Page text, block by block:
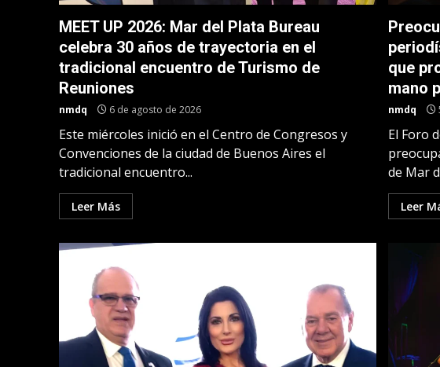
MEET UP 2026: Mar del Plata Bureau
celebra 30 años de trayectoria en el
tradicional encuentro de Turismo de
Reuniones
nmdq 6 de agosto de 2026
Este miércoles inició en el Centro de Congresos y
Convenciones de la ciudad de Buenos Aires el
tradicional encuentro...
Leer Más
que
mano
nmdq
El Foro
de Mar
Leer